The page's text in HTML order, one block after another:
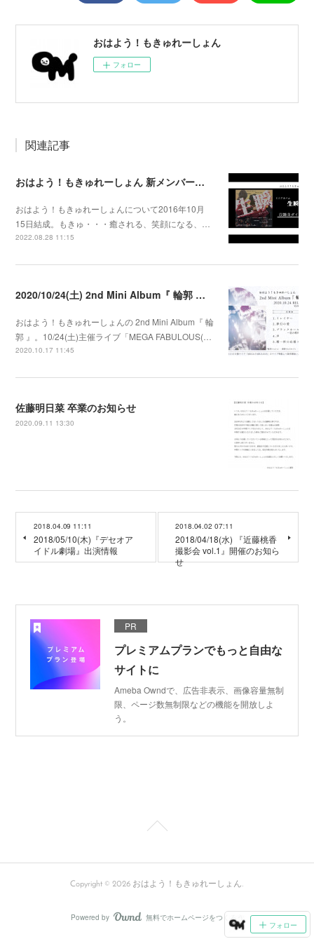
おはよう！もきゅれーしょん
フォロー
関連記事
おはよう！もきゅれーしょん 新メンバー募集！
おはよう！もきゅれーしょんについて2016年10月
15日結成。もきゅ・・・癒される、笑顔になる、…
2022.08.28 11:15
2020/10/24(土) 2nd Mini Album『 輪郭 』発売決定
おはよう！もきゅれーしょんの 2nd Mini Album『 輪
郭 』。10/24(土)主催ライブ「MEGA FABULOUS(…
2020.10.17 11:45
佐藤明日菜 卒業のお知らせ
2020.09.11 13:30
2018.04.09 11:11
2018/05/10(木)『デセオア
イドル劇場』出演情報
2018.04.02 07:11
2018/04/18(水) 『近藤桃香
撮影会 vol.1』開催のお知ら
せ
PR
プレミアムプランでもっと自由な
サイトに
Ameba Owndで、広告非表示、画像容量無制
限、ページ数無制限などの機能を開放しよ
う。
フォロー
Copyright © 2026 おはよう！もきゅれーしょん.
Powered by AmebaOwnd
無料でホームページをつくろう